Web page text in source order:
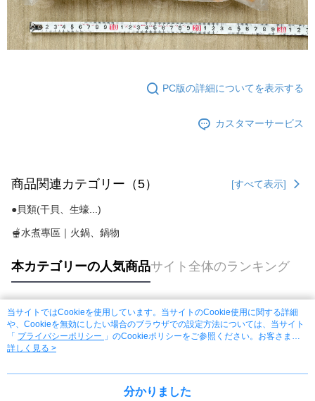
PC版の詳細についてを表示する
カスタマーサービス
商品関連カテゴリー（5） [すべて表示]
●貝類(干貝、生蠔...)
🫕水煮專區｜火鍋、鍋物
本カテゴリーの人気商品サイト全体のランキング
人気タグ
当サイトではCookieを使用しています。当サイトのCookie使用に関する詳細
や、Cookieを無効にしたい場合のブラウザでの設定方法については、当サイト
「 プライバシーポリシー 」のCookieポリシーをご参照ください。お客さま
が、当サイトを引き続き使用される場合、当社がサイト利用規約のCookieポリ
詳しく見る >
分かりました